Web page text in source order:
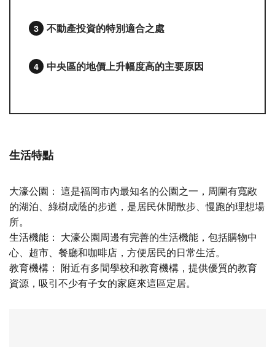
不動產投資的特別適合之處
中央區的地價上升幅度高的主要原因
生活特點
大濠公園： 這是福岡市內最知名的公園之一，周圍有寬敞
的湖泊、綠樹成蔭的步道，是居民休閒散步、慢跑的理想場
所。
生活機能： 大濠公園周邊有完善的生活機能，包括購物中
心、超市、餐廳和咖啡店，方便居民的日常生活。
教育機構： 附近有多間學校和教育機構，提供優質的教育
資源，吸引不少有子女的家庭來這區定居。